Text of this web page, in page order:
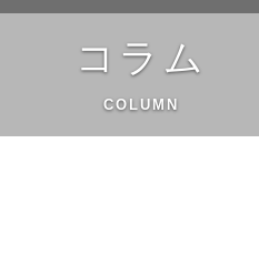
コラム
COLUMN